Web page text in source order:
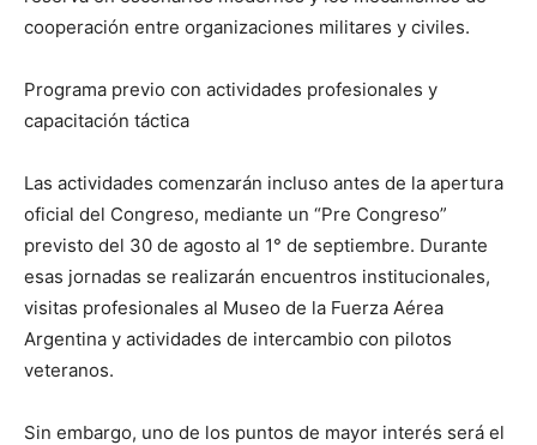
cooperación entre organizaciones militares y civiles.
Programa previo con actividades profesionales y
capacitación táctica
Las actividades comenzarán incluso antes de la apertura
oficial del Congreso, mediante un “Pre Congreso”
previsto del 30 de agosto al 1° de septiembre. Durante
esas jornadas se realizarán encuentros institucionales,
visitas profesionales al Museo de la Fuerza Aérea
Argentina y actividades de intercambio con pilotos
veteranos.
Sin embargo, uno de los puntos de mayor interés será el